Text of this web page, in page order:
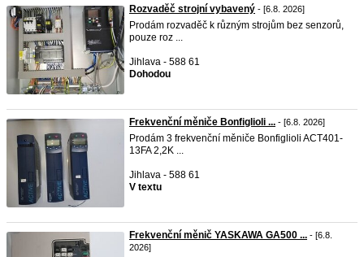
Rozvaděč strojní vybavený - [6.8. 2026]
Prodám rozvaděč k různým strojům bez senzorů,
pouze roz ...
Jihlava - 588 61
Dohodou
Frekvenční měniče Bonfiglioli ... - [6.8. 2026]
Prodám 3 frekvenční měniče Bonfiglioli ACT401-
13FA 2,2K ...
Jihlava - 588 61
V textu
Frekvenční měnič YASKAWA GA500 ... - [6.8.
2026]